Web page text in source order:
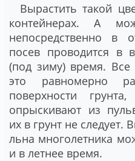
Вырастить такой
контейнерах. А
непосредственно в
посев проводится в
(под зиму) время. Все
это равномерно
поверхности
опрыскивают из
их в грунт не следует.
льна многолетника
и в летнее время.